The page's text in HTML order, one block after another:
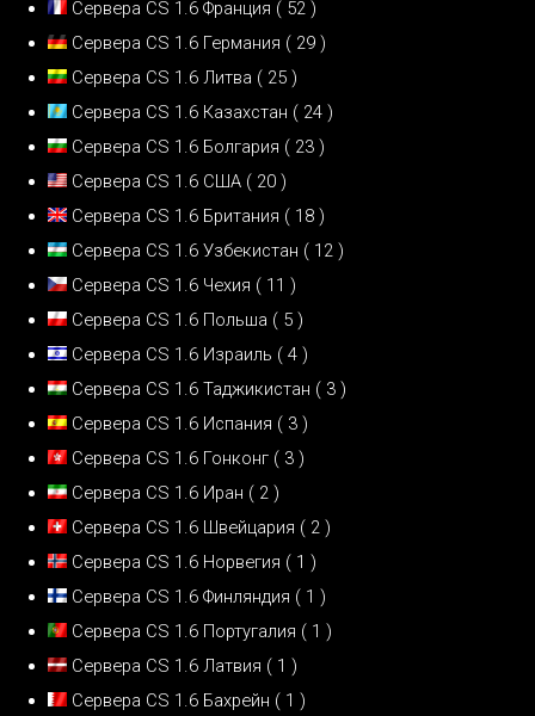
Сервера CS 1.6 Франция ( 52 )
Сервера CS 1.6 Германия ( 29 )
Сервера CS 1.6 Литва ( 25 )
Сервера CS 1.6 Казахстан ( 24 )
Сервера CS 1.6 Болгария ( 23 )
Сервера CS 1.6 США ( 20 )
Сервера CS 1.6 Британия ( 18 )
Сервера CS 1.6 Узбекистан ( 12 )
Сервера CS 1.6 Чехия ( 11 )
Сервера CS 1.6 Польша ( 5 )
Сервера CS 1.6 Израиль ( 4 )
Сервера CS 1.6 Таджикистан ( 3 )
Сервера CS 1.6 Испания ( 3 )
Сервера CS 1.6 Гонконг ( 3 )
Сервера CS 1.6 Иран ( 2 )
Сервера CS 1.6 Швейцария ( 2 )
Сервера CS 1.6 Норвегия ( 1 )
Сервера CS 1.6 Финляндия ( 1 )
Сервера CS 1.6 Португалия ( 1 )
Сервера CS 1.6 Латвия ( 1 )
Сервера CS 1.6 Бахрейн ( 1 )